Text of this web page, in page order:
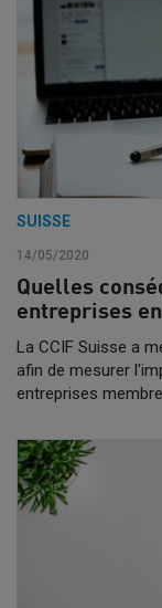
SUISSE
14/05/2020
Quelles
entreprises
La CCIF Suisse a
afin de mesurer
entreprises